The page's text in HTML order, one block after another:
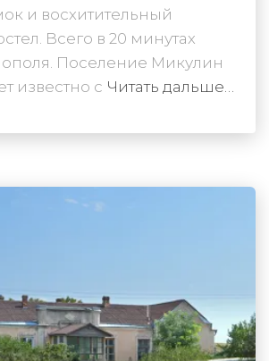
и восхитительный
Всего в 20 минутах
Поселение Микулин
известно с Читать дальше…